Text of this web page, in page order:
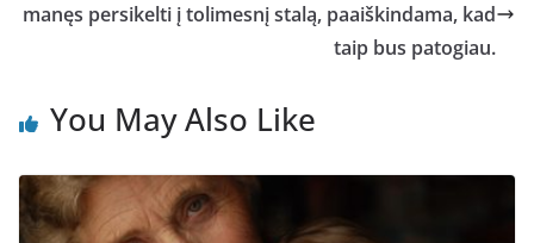
manęs persikelti į tolimesnį stalą, paaiškindama, kad
taip bus patogiau.
You May Also Like